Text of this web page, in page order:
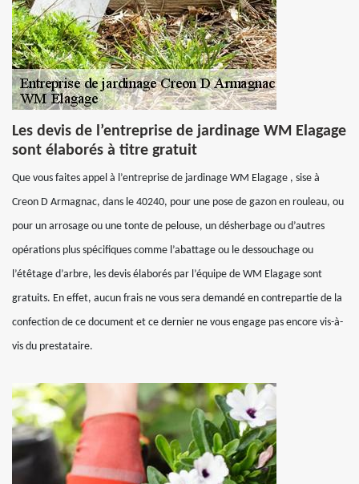
Les devis de l’entreprise de jardinage WM Elagage
sont élaborés à titre gratuit
Que vous faites appel à l’entreprise de jardinage WM Elagage , sise à
Creon D Armagnac, dans le 40240, pour une pose de gazon en rouleau, ou
pour un arrosage ou une tonte de pelouse, un désherbage ou d’autres
opérations plus spécifiques comme l’abattage ou le dessouchage ou
l’étêtage d’arbre, les devis élaborés par l’équipe de WM Elagage sont
gratuits. En effet, aucun frais ne vous sera demandé en contrepartie de la
confection de ce document et ce dernier ne vous engage pas encore vis-à-
vis du prestataire.